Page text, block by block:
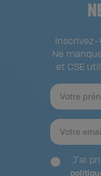
Ne
et CSE
J’ai